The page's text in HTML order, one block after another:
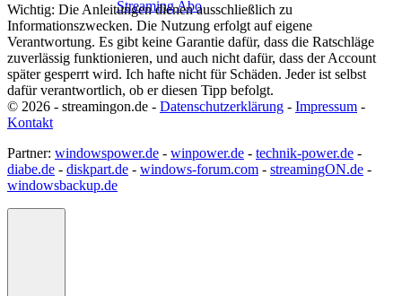
Wichtig: Die Anleitungen dienen ausschließlich zu
Informationszwecken. Die Nutzung erfolgt auf eigene
Verantwortung. Es gibt keine Garantie dafür, dass die Ratschläge
zuverlässig funktionieren, und auch nicht dafür, dass der Account
später gesperrt wird. Ich hafte nicht für Schäden. Jeder ist selbst
dafür verantwortlich, ob er diesen Tipp befolgt.
© 2026 - streamingon.de - Datenschutzerklärung - Impressum -
Kontakt
Partner: windowspower.de - winpower.de - technik-power.de -
diabe.de - diskpart.de - windows-forum.com - streamingON.de -
windowsbackup.de